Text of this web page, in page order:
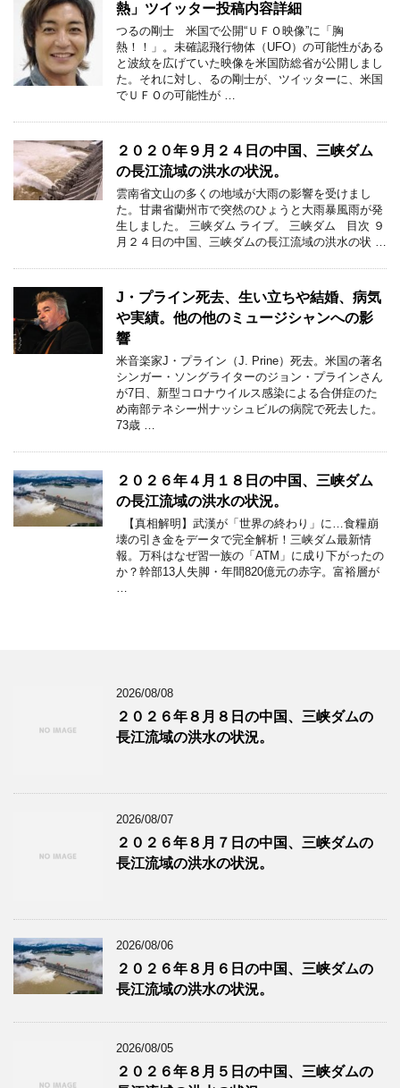
熱」ツイッター投稿内容詳細
つるの剛士 米国で公開“ＵＦＯ映像”に「胸
熱！！」。未確認飛行物体（UFO）の可能性がある
と波紋を広げていた映像を米国防総省が公開しまし
た。それに対し、るの剛士が、ツイッターに、米国
でＵＦＯの可能性が …
２０２０年９月２４日の中国、三峡ダム
の長江流域の洪水の状況。
雲南省文山の多くの地域が大雨の影響を受けまし
た。甘粛省蘭州市で突然のひょうと大雨暴風雨が発
生しました。 三峡ダム ライブ。 三峡ダム 目次 ９
月２４日の中国、三峡ダムの長江流域の洪水の状 …
J・プライン死去、生い立ちや結婚、病気
や実績。他の他のミュージシャンへの影
響
米音楽家J・プライン（J. Prine）死去。米国の著名
シンガー・ソングライターのジョン・プラインさん
が7日、新型コロナウイルス感染による合併症のた
め南部テネシー州ナッシュビルの病院で死去した。
73歳 …
２０２６年４月１８日の中国、三峡ダム
の長江流域の洪水の状況。
【真相解明】武漢が「世界の終わり」に…食糧崩
壊の引き金をデータで完全解析！三峡ダム最新情
報。万科はなぜ習一族の「ATM」に成り下がったの
か？幹部13人失脚・年間820億元の赤字。富裕層が
…
2026/08/08
２０２６年８月８日の中国、三峡ダムの
長江流域の洪水の状況。
2026/08/07
２０２６年８月７日の中国、三峡ダムの
長江流域の洪水の状況。
2026/08/06
２０２６年８月６日の中国、三峡ダムの
長江流域の洪水の状況。
2026/08/05
２０２６年８月５日の中国、三峡ダムの